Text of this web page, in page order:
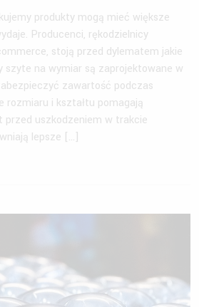
produkty mogą mieć większe
Producenci, rękodzielnicy
stoją przed dylematem jakie
szyte na wymiar są zaprojektowane w
zawartość podczas
rozmiaru i kształtu pomagają
uszkodzeniem w trakcie
lepsze […]